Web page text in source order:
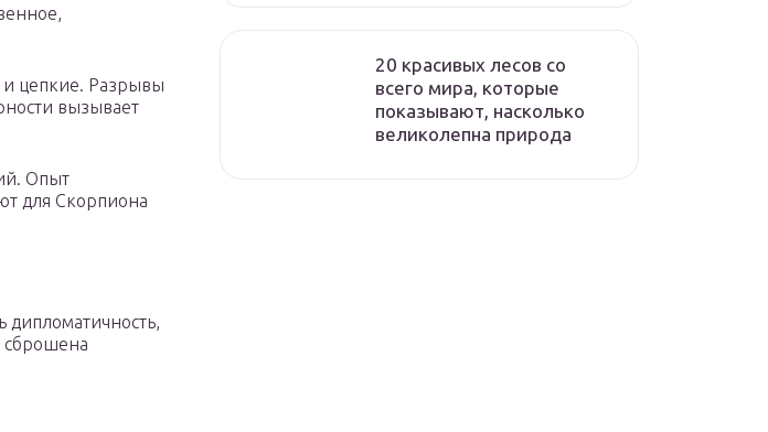
цепкие. Разрывы
вызывает
Опыт
для Скорпиона
сброшена
20 красивых лесов со
всего мира, которые
показывают, насколько
великолепна природа